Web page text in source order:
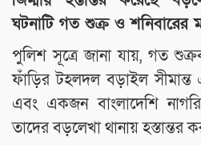
ঘটনাটি গত শুক্র ও শনিবারের
পুলিশ সূত্রে জানা যায়, গত
ফাঁড়ির টহলদল বড়াইল সীমান্ত
এবং একজন বাংলাদেশি
তাদের বড়লেখা থানায় হস্তান্তর